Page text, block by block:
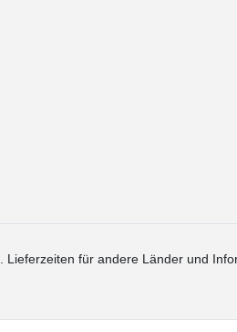
für andere Länder und